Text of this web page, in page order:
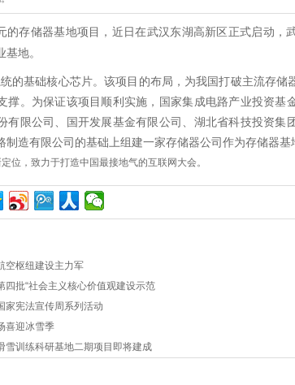
的存储器基地项目，近日在武汉东湖高新区正式启动，
地。
的基础核心芯片。该项目的布局，为我国打破主流存储
撑。为保证该项目顺利实施，国家集成电路产业投资基
有限公司、国开发展基金有限公司、湖北省科技投资集
制造有限公司的基础上组建一家存储器公司作为存储器基
位，致力于打造中国最接地气的互联网大会。
空枢纽建设主力军
四批“社会主义核心价值观建设示范
家宪法宣传周系列活动
喜迎冰雪季
雪训练科研基地二期项目即将建成